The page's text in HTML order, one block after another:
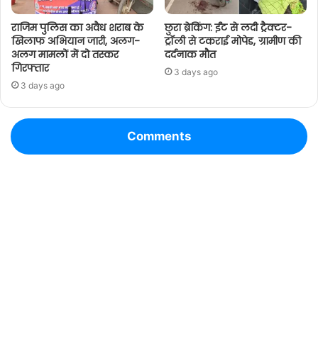
राजिम पुलिस का अवैध शराब के
खिलाफ अभियान जारी, अलग-
अलग मामलों में दो तस्कर
गिरफ्तार
3 days ago
छुरा ब्रेकिंग: ईंट से लदी ट्रैक्टर-
ट्रॉली से टकराई मोपेड, ग्रामीण की
दर्दनाक मौत
3 days ago
Comments